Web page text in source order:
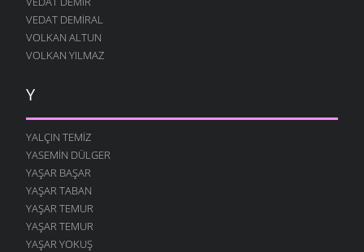
VEDAT DEMIRAL
VOLKAN ALTUN
VOLKAN YILMAZ
Y
YALÇIN TEMIZ
YASEMIN DÜLGER
YAŞAR BAŞAR
YAŞAR TABAN
YAŞAR TEMUR
YAŞAR TEMUR
YAŞAR YOKUŞ